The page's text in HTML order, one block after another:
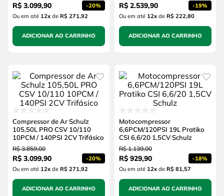
R$ 3.099,90 -20%
Ou em até 12xde R$ 271,92
ADICIONAR AO CARRINHO
R$ 2.539,90 -19%
Ou em até 12xde R$ 222,80
ADICIONAR AO CARRINHO
Compressor de Ar Schulz
105,50L PRO CSV 10/110
10PCM / 140PSI 2CV Trifásico
R$ 3.859,00
R$ 3.099,90 -20%
Ou em até 12xde R$ 271,92
ADICIONAR AO CARRINHO
Motocompressor
6,6PCM/120PSI 19L Pratiko
CSI 6,6/20 1,5CV Schulz
R$ 1.139,00
R$ 929,90 -18%
Ou em até 12xde R$ 81,57
ADICIONAR AO CARRINHO